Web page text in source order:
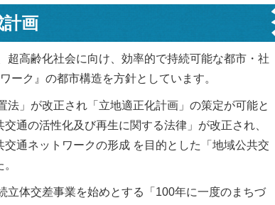
計画
超高齢化社会に向け、効率的で持続可能な都市・社
ーク』の都市構造を方針としています。
法」が改正され「立地適正化計画」の策定が可能と
通の活性化及び再生に関する法律」が改正され、
通ネットワークの形成 を目的とした「地域公共交
立体交差事業を始めとする「100年に一度のまちづ